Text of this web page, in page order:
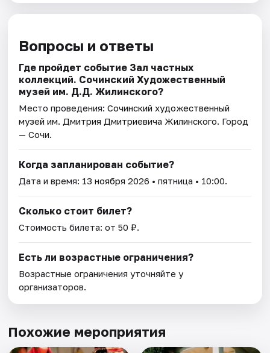
Вопросы и ответы
Где пройдет событие Зал частных
коллекций. Сочинский Художественный
музей им. Д.Д. Жилинского?
Место проведения:Сочинский художественный
музей им. Дмитрия Дмитриевича Жилинского. Город
— Сочи.
Когда запланирован событие?
Дата и время: 13 ноября 2026 • пятница • 10:00.
Сколько стоит билет?
Стоимость билета: от 50 ₽.
Есть ли возрастные ограничения?
Возрастные ограничения уточняйте у
организаторов.
Похожие мероприятия